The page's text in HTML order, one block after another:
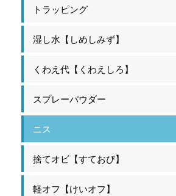
トラッピング
湿し水【しめしみず】
くわえ代【くわえしろ】
スプレーパウダー
ニス
捨てオビ【すておび】
軽オフ【けいオフ】